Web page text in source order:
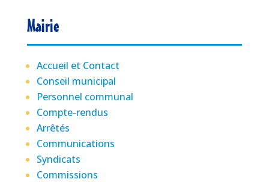
Mairie
Accueil et Contact
Conseil municipal
Personnel communal
Compte-rendus
Arrêtés
Communications
Syndicats
Commissions